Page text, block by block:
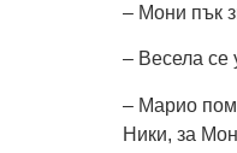
– Мони пък
– Весела се
– Марио
Ники, за